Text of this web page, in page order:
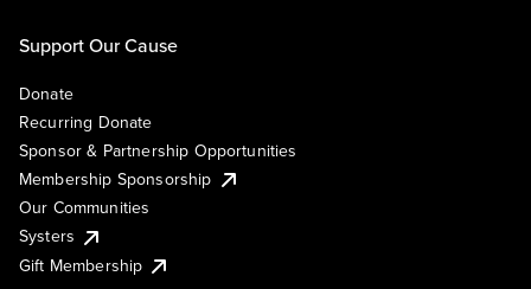
Support Our Cause
Donate
Recurring Donate
Sponsor & Partnership Opportunities
Membership Sponsorship
Our Communities
Systers
Gift Membership